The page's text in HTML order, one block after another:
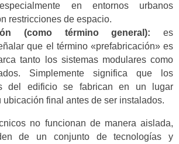
en entornos urbanos
restricciones de espacio.
(como término general): es
que el término «prefabricación» es
tanto los sistemas modulares como
Simplemente significa que los
del edificio se fabrican en un lugar
ubicación final antes de ser instalados.
no funcionan de manera aislada,
de un conjunto de tecnologías y